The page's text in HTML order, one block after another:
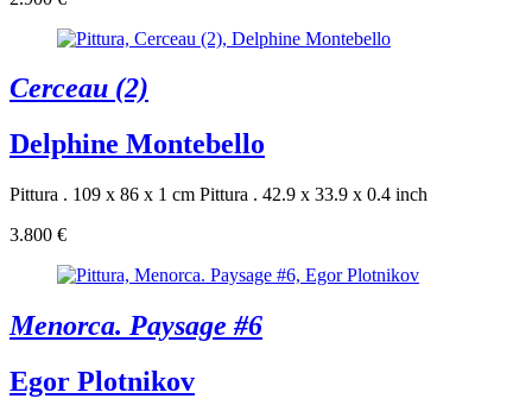
Cerceau (2)
Delphine Montebello
Pittura . 109 x 86 x 1 cm Pittura . 42.9 x 33.9 x 0.4 inch
3.800 €
Menorca. Paysage #6
Egor Plotnikov